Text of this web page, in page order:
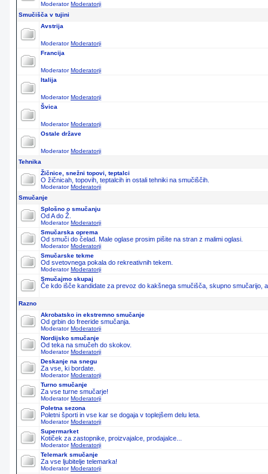
ModeratorModeratorji
Smučišča v tujini
Avstrija
ModeratorModeratorji
Francija
ModeratorModeratorji
Italija
ModeratorModeratorji
Švica
ModeratorModeratorji
Ostale države
ModeratorModeratorji
Tehnika
Žičnice, snežni topovi, teptalci
O žičnicah, topovih, teptalcih in ostali tehniki na smučiščih.
ModeratorModeratorji
Smučanje
Splošno o smučanju
Od A do Ž.
ModeratorModeratorji
Smučarska oprema
Od smuči do čelad. Male oglase prosim pišite na stran z malimi oglasi.
ModeratorModeratorji
Smučarske tekme
Od svetovnega pokala do rekreativnih tekem.
ModeratorModeratorji
Smučajmo skupaj
Če kdo išče kandidate za prevoz do kakšnega smučišča, skupno smučarijo,
Razno
Akrobatsko in ekstremno smučanje
Od grbin do freeride smučanja.
ModeratorModeratorji
Nordijsko smučanje
Od teka na smučeh do skokov.
ModeratorModeratorji
Deskanje na snegu
Za vse, ki bordate.
ModeratorModeratorji
Turno smučanje
Za vse turne smučarje!
ModeratorModeratorji
Poletna sezona
Poletni športi in vse kar se dogaja v toplejšem delu leta.
ModeratorModeratorji
Supermarket
Kotiček za zastopnike, proizvajalce, prodajalce...
ModeratorModeratorji
Telemark smučanje
Za vse ljubitelje telemarka!
ModeratorModeratorji